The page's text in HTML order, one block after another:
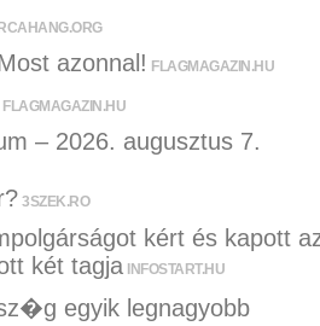
azonnal! FLAGMAGAZIN.HU
FLAGMAGAZIN.HU
– 2026. augusztus 7.
3SZEK.RO
kért és kapott
két tagja INFOSTART.HU
egyik legnagyobb